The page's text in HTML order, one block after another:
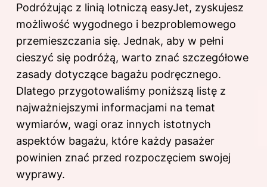
Podróżując z linią lotniczą easyJet, zyskujesz
możliwość wygodnego i bezproblemowego
przemieszczania się. Jednak, aby w pełni
cieszyć się podróżą, warto znać szczegółowe
zasady dotyczące bagażu podręcznego.
Dlatego przygotowaliśmy poniższą listę z
najważniejszymi informacjami na temat
wymiarów, wagi oraz innych istotnych
aspektów bagażu, które każdy pasażer
powinien znać przed rozpoczęciem swojej
wyprawy.